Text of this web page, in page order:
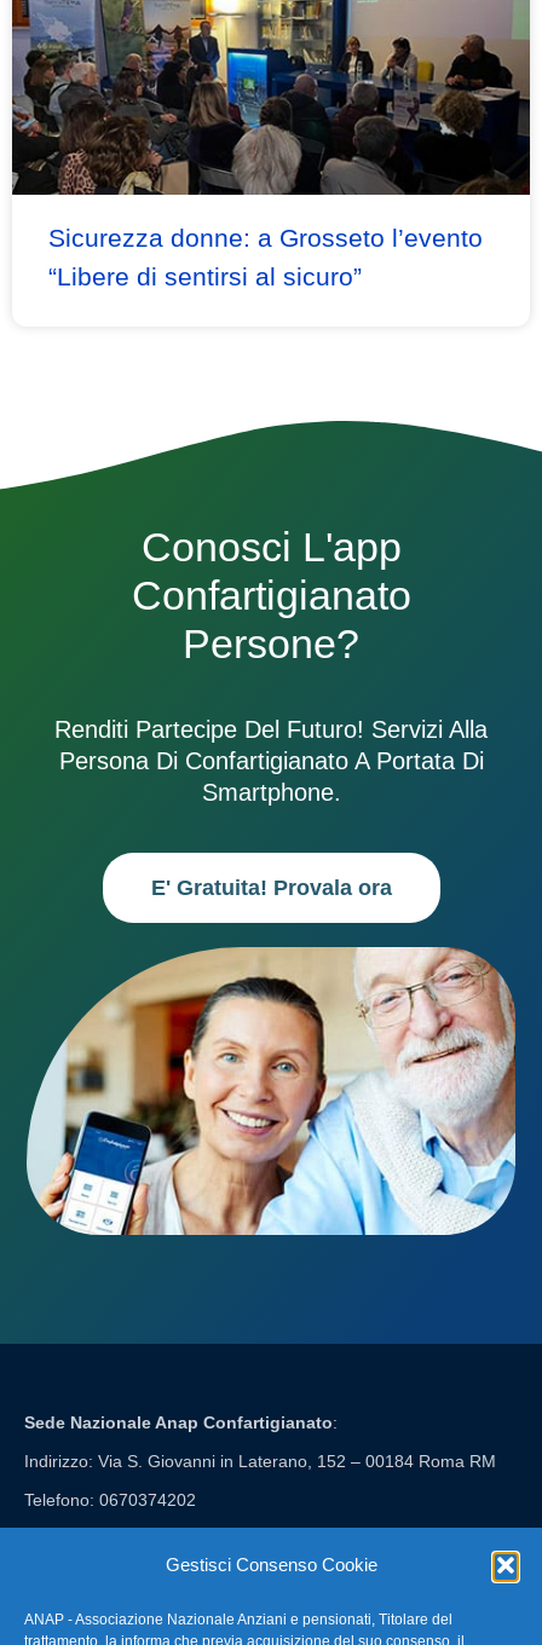
Gestisci Consenso Cookie
ANAP - Associazione Nazionale Anziani e pensionati, Titolare del
Sicurezza donne: a Grosseto l’evento
“Libere di sentirsi al sicuro”
Conosci L'app
Confartigianato
Persone?
Renditi Partecipe Del Futuro! Servizi Alla
Persona Di Confartigianato A Portata Di
Smartphone.
E' Gratuita! Provala ora
Sede Nazionale Anap Confartigianato:
Indirizzo: Via S. Giovanni in Laterano, 152 – 00184 Roma RM
Telefono: 0670374202
FAQ – Domande Frequenti